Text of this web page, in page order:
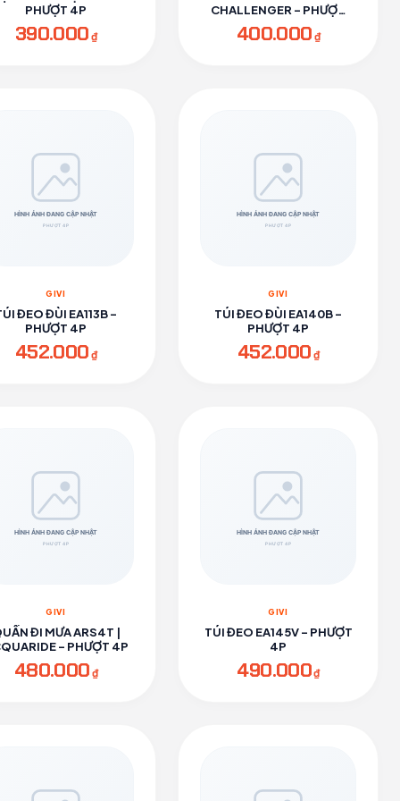
PHƯỢT 4P
390.000₫
CHALLENGER - PHƯỢT
4P
400.000₫
GIVI
ĐEO ĐÙI EA113B -
PHƯỢT 4P
452.000₫
GIVI
TÚI ĐEO ĐÙI EA140B -
PHƯỢT 4P
452.000₫
GIVI
ĐI MƯA ARS4T |
- PHƯỢT 4P
480.000₫
GIVI
TÚI ĐEO EA145V - PHƯỢT
4P
490.000₫